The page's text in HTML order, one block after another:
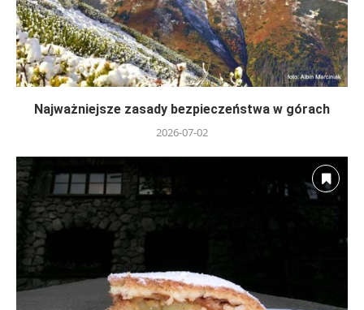
Najważniejsze zasady bezpieczeństwa w górach
2026-07-02